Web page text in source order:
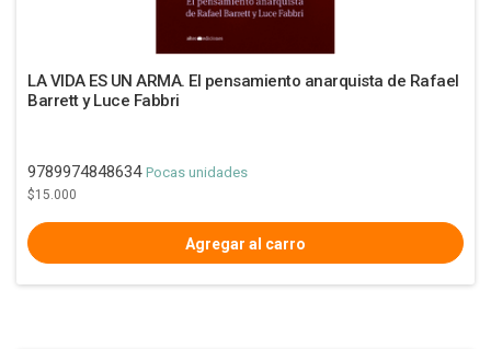
LA VIDA ES UN ARMA. El pensamiento anarquista de Rafael
Barrett y Luce Fabbri
9789974848634 Pocas unidades
$15.000